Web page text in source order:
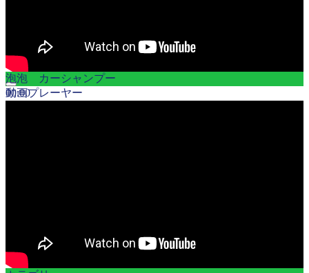
00:00
泡泡 カーシャンプー
動画プレーヤー